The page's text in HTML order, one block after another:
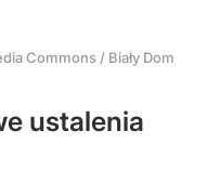
Commons / Biały Dom
ustalenia